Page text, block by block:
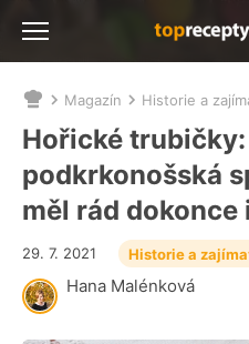
Nacházíte
se
zde:
Magazín Historie a
Hořické
podkrkonošská
měl rád dokonce
Hana Malénková
29. 7. 2021 Historie a